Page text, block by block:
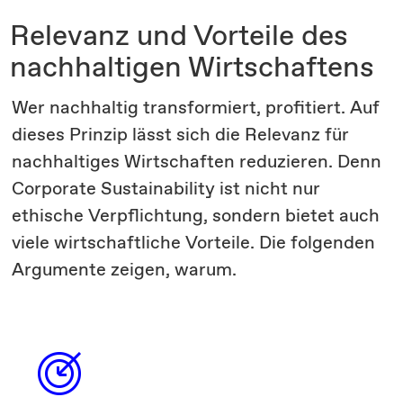
Relevanz und Vorteile des
nachhaltigen Wirtschaftens
Wer nachhaltig transformiert, profitiert. Auf
dieses Prinzip lässt sich die Relevanz für
nachhaltiges Wirtschaften reduzieren. Denn
Corporate Sustainability ist nicht nur
ethische Verpflichtung, sondern bietet auch
viele wirtschaftliche Vorteile. Die folgenden
Argumente zeigen, warum.